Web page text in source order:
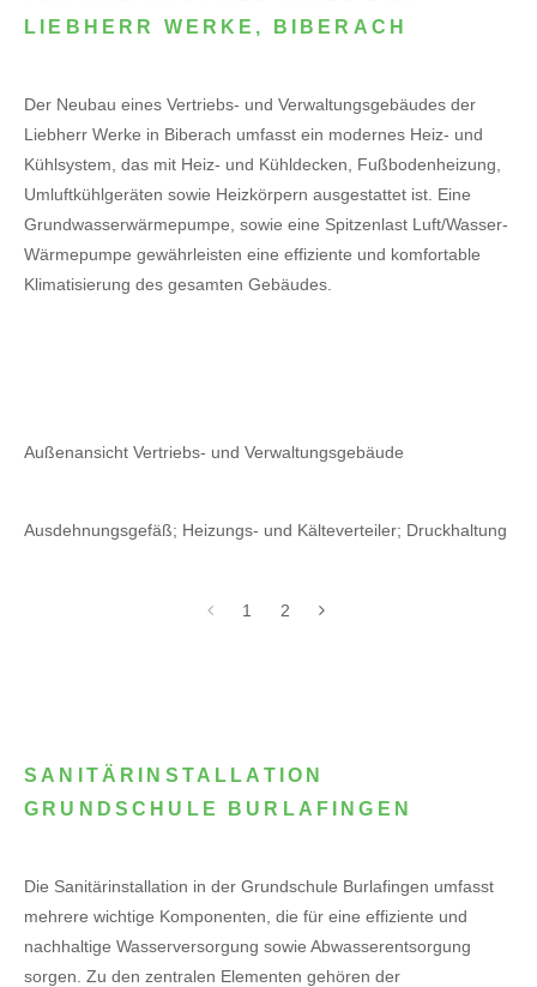
LIEBHERR WERKE, BIBERACH
Der Neubau eines Vertriebs- und Verwaltungsgebäudes der
Liebherr Werke in Biberach umfasst ein modernes Heiz- und
Kühlsystem, das mit Heiz- und Kühldecken, Fußbodenheizung,
Umluftkühlgeräten sowie Heizkörpern ausgestattet ist. Eine
Grundwasserwärmepumpe, sowie eine Spitzenlast Luft/Wasser-
Wärmepumpe gewährleisten eine effiziente und komfortable
Klimatisierung des gesamten Gebäudes.
Außenansicht Vertriebs- und Verwaltungsgebäude
Ausdehnungsgefäß; Heizungs- und Kälteverteiler; Druckhaltung
1 2
SANITÄRINSTALLATION
GRUNDSCHULE BURLAFINGEN
Die Sanitärinstallation in der Grundschule Burlafingen umfasst
mehrere wichtige Komponenten, die für eine effiziente und
nachhaltige Wasserversorgung sowie Abwasserentsorgung
sorgen. Zu den zentralen Elementen gehören der